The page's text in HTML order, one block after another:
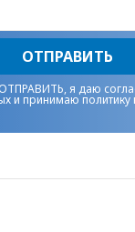
ОТПРАВИТЬ
я даю
и принимаю